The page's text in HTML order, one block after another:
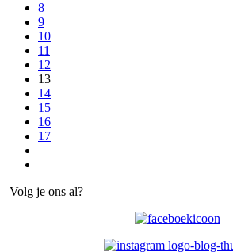
8
9
10
11
12
13
14
15
16
17
Volg je ons al?